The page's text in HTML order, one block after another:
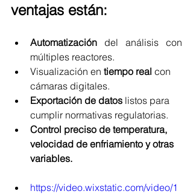
ventajas están:
Automatización del análisis con
múltiples reactores.
Visualización en tiempo real con
cámaras digitales.
Exportación de datos listos para
cumplir normativas regulatorias.
Control preciso de temperatura,
velocidad de enfriamiento y otras
variables.
https://video.wixstatic.com/video/1